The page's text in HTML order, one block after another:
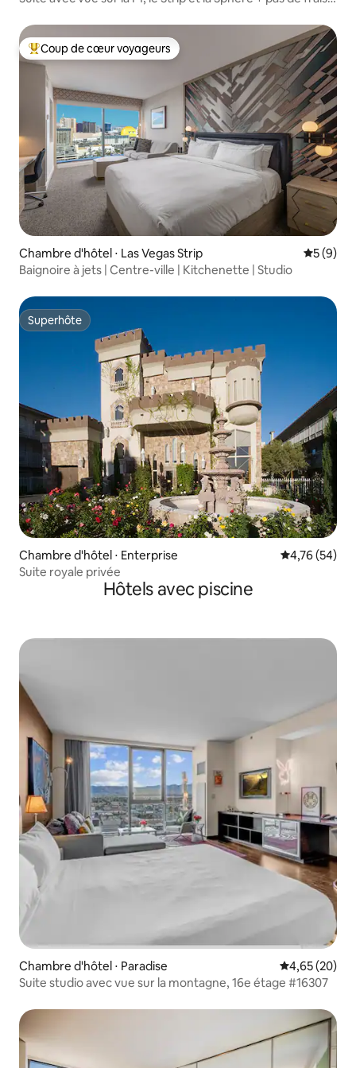
Coups de cœur voyageurs les plus appréciés
Coup de cœur voyageurs
Chambre d'hôtel ⋅ Las Vegas Strip
5 (9)
Baignoire à jets | Centre-ville | Kitchenette | Studio
Superhôte
Superhôte
Chambre d'hôtel ⋅ Enterprise Évaluation
4,76 (54)
Suite royale privée
Hôtels avec piscine
Chambre d'hôtel ⋅ Paradise Évaluation
4,65 (20)
Suite studio avec vue sur la montagne, 16e étage #16307